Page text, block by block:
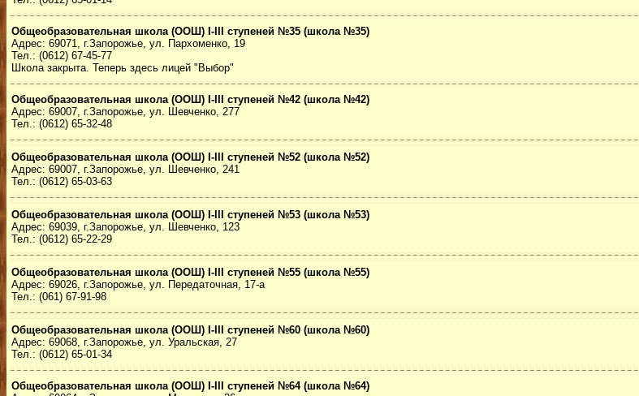
Общеобразовательная школа (ООШ) I-III ступеней №35 (школа №35)
Адрес: 69071, г.Запорожье, ул. Пархоменко, 19
Тел.: (0612) 67-45-77
Школа закрыта. Теперь здесь лицей "Выбор"
Общеобразовательная школа (ООШ) I-III ступеней №42 (школа №42)
Адрес: 69007, г.Запорожье, ул. Шевченко, 277
Тел.: (0612) 65-32-48
Общеобразовательная школа (ООШ) I-III ступеней №52 (школа №52)
Адрес: 69007, г.Запорожье, ул. Шевченко, 241
Тел.: (0612) 65-03-63
Общеобразовательная школа (ООШ) I-III ступеней №53 (школа №53)
Адрес: 69039, г.Запорожье, ул. Шевченко, 123
Тел.: (0612) 65-22-29
Общеобразовательная школа (ООШ) I-III ступеней №55 (школа №55)
Адрес: 69026, г.Запорожье, ул. Передаточная, 17-а
Тел.: (061) 67-91-98
Общеобразовательная школа (ООШ) I-III ступеней №60 (школа №60)
Адрес: 69068, г.Запорожье, ул. Уральская, 27
Тел.: (0612) 65-01-34
Общеобразовательная школа (ООШ) I-III ступеней №64 (школа №64)